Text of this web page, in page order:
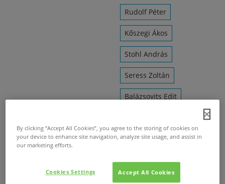
Rudolf Péter
Kőszegi Ákos
Stohl András
Seress Zoltán
Balázsovits Edit
Márkus Luca
By clicking “Accept All Cookies”, you agree to the storing of cookies on
your device to enhance site navigation, analyze site usage, and assist in
our marketing efforts.
Accept All Cookies
Cookies Settings